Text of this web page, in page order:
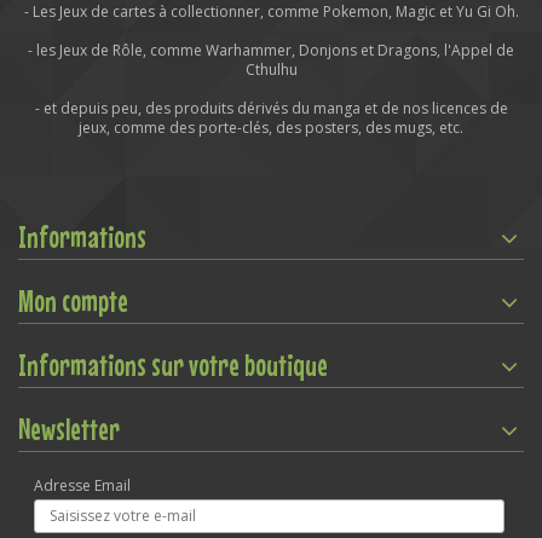
- Les Jeux de cartes à collectionner, comme Pokemon, Magic et Yu Gi Oh.
- les Jeux de Rôle, comme Warhammer, Donjons et Dragons, l'Appel de
Cthulhu
- et depuis peu, des produits dérivés du manga et de nos licences de
jeux, comme des porte-clés, des posters, des mugs, etc.
Informations
Mon compte
Informations sur votre boutique
Newsletter
Adresse Email